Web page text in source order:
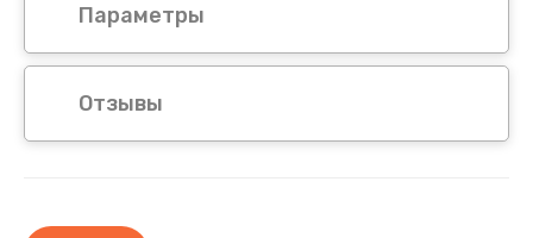
Параметры
Отзывы